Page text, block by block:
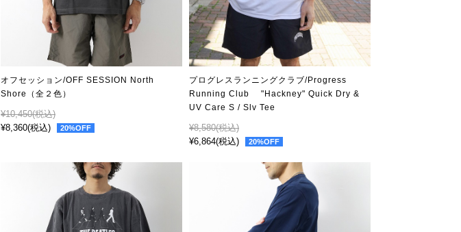
オフセッション/OFF SESSION North
Shore（全２色）
¥10,450(税込)
¥8,360(税込) 20%OFF
プログレスランニングクラブ/Progress
Running Club "Hackney" Quick Dry &
UV Care S / Slv Tee
¥8,580(税込)
¥6,864(税込) 20%OFF